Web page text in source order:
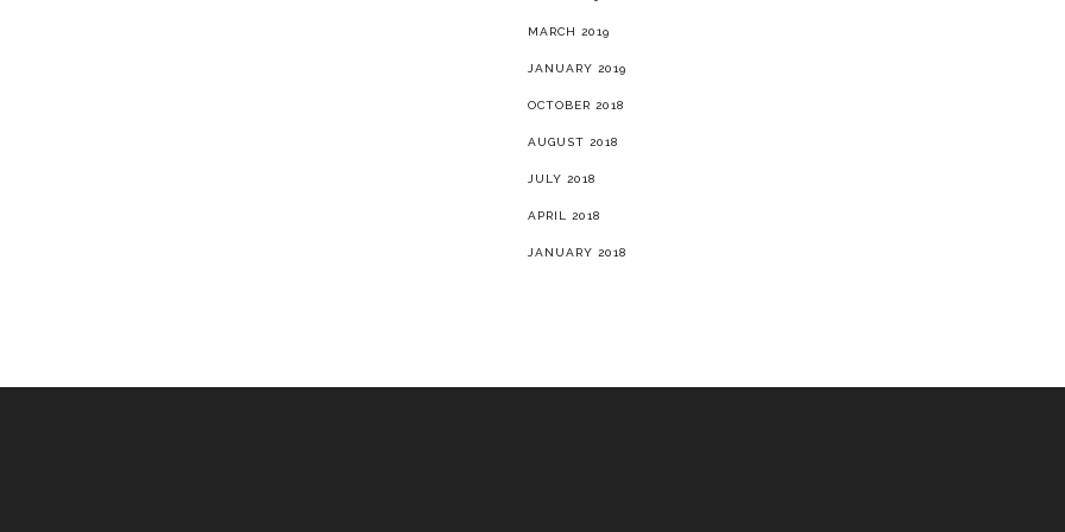
MARCH 2019
JANUARY 2019
OCTOBER 2018
AUGUST 2018
JULY 2018
APRIL 2018
JANUARY 2018